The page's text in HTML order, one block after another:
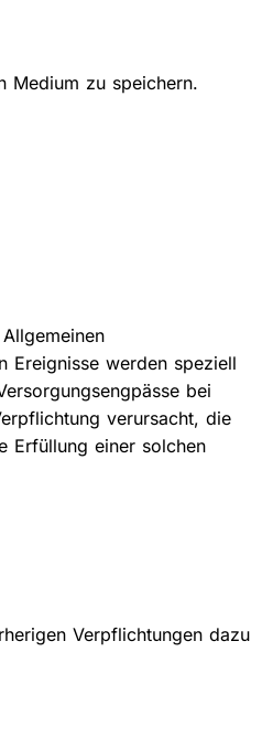
Medium zu speichern.
Ereignisse werden speziell
bei
verursacht, die
Erfüllung einer solchen
Verpflichtungen dazu